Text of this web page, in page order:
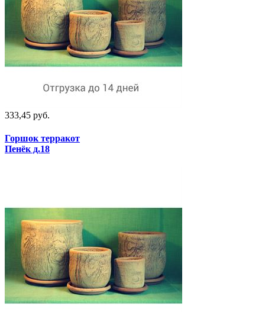
333,45 руб.
Горшок терракот
Пенёк д.18